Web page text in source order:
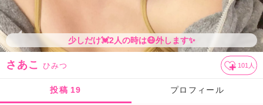
少しだけ💓2人の時は😷外します✨
さあこ ひみつ 101 人
投稿 19 プロフィール